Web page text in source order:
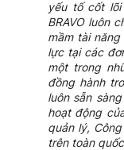
yếu tố cốt lõi
BRAVO luôn
mầm tài
lực tại các
một trong
đồng hành
luôn sẵn
hoạt động
quản lý,
trên toàn